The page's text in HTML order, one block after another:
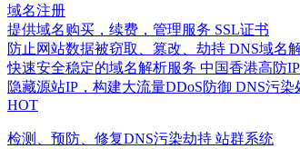
域名注册
提供域名购买，续费，管理服务 SSL证书
防止网站数据被窃取、篡改、劫持 DNS域名
快速安全稳定的域名解析服务 中国香港高防IP
隐藏源站IP，构建大流量DDoS防御 DNS污染
HOT
检测、预防、修复DNS污染劫持 站群系统